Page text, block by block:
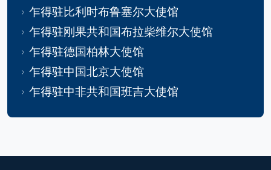
乍得驻比利时布鲁塞尔大使馆
乍得驻刚果共和国布拉柴维尔大使馆
乍得驻德国柏林大使馆
乍得驻中国北京大使馆
乍得驻中非共和国班吉大使馆